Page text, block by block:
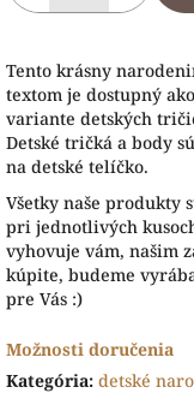
Tento krásny
textom je dostupný
variante detských
Detské tričká a body
na detské telíčko.
Všetky naše produkty
pri jednotlivých
vyhovuje vám, našim
kúpite, budeme
pre Vás :)
Možnosti doručenia
Kategória: detské